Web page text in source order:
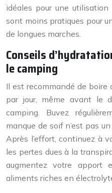
idéales pour une
sont moins pratiques pour
de longues marches.
Conseils
le camping
Il est recommandé de boire
par jour, même avant le
camping. Buvez
manque de soif n’est pas
Après l’effort, continuez à
les pertes dues à la
augmentez votre apport
aliments riches en